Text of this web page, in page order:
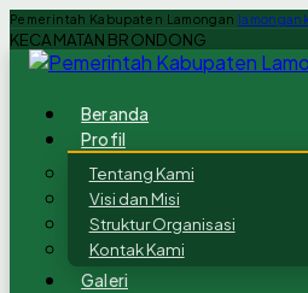
Pemerintah Kabupaten Lamongan
KECAMATAN BRONDONG
Beranda
Profil
Tentang Kami
Visi dan Misi
Struktur Organisasi
Kontak Kami
Galeri